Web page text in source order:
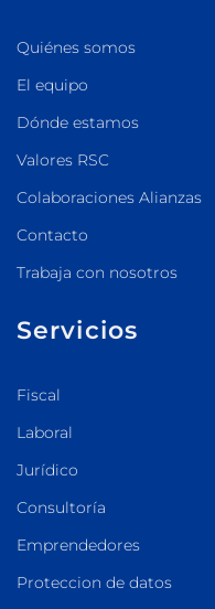
Quiénes somos
El equipo
Dónde estamos
Valores RSC
Colaboraciones Alianzas
Contacto
Trabaja con nosotros
Servicios
Fiscal
Laboral
Jurídico
Consultoría
Emprendedores
Proteccion de datos